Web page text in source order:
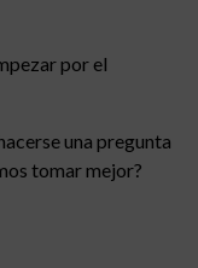
por el
una pregunta
tomar mejor?